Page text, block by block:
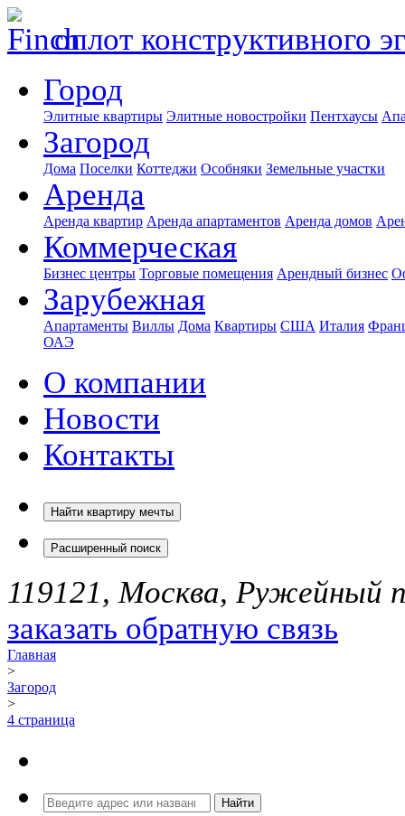
оплот конструктивного
Город
Элитные квартиры Элитные новостройки Пентхаусы
Загород
Дома Поселки Коттеджи Особняки Земельные участки
Аренда
Аренда квартир Аренда апартаментов Аренда домов
Коммерческая
Бизнес центры Торговые помещения Арендный бизнес
Зарубежная
Апартаменты Виллы Дома Квартиры США Италия
ОАЭ
О компании
Новости
Контакты
Найти квартиру мечты
Расширенный поиск
119121, Москва, Ружейный
заказать обратную связь
Главная
>
Загород
>
4 страница